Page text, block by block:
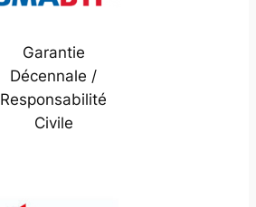
Garantie
Décennale /
Responsabilité
Civile